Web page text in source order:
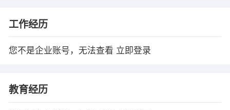
工作经历
您不是企业账号，无法查看 立即登录
教育经历